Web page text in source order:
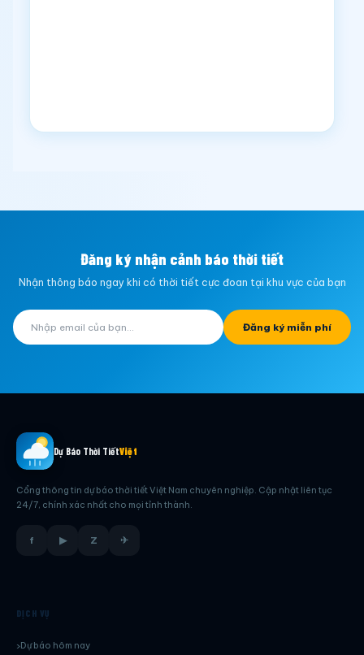
Đăng ký nhận cảnh báo thời tiết
Nhận thông báo ngay khi có thời tiết cực đoan tại khu vực của bạn
Đăng ký miễn phí
Dự Báo Thời TiếtViệt
Cổng thông tin dự báo thời tiết Việt Nam chuyên nghiệp. Cập nhật liên tục
24/7, chính xác nhất cho mọi tỉnh thành.
f ▶ Z ✈
DỊCH VỤ
Dự báo hôm nay